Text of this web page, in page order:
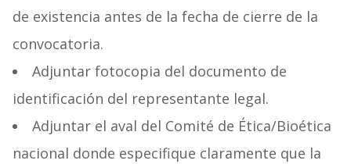
de existencia antes de la fecha de cierre de la
convocatoria.
Adjuntar fotocopia del documento de
identificación del representante legal.
Adjuntar el aval del Comité de Ética/Bioética
nacional donde especifique claramente que la